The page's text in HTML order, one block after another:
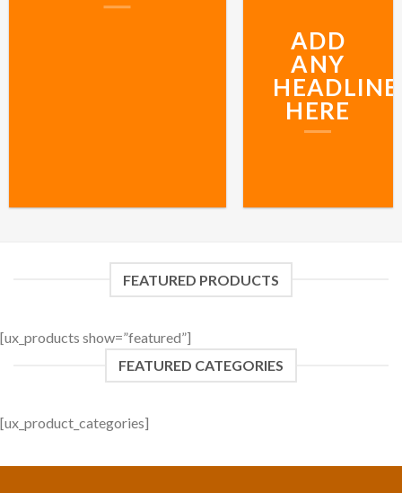
ADD
ANY
HEADLINE
HERE
FEATURED PRODUCTS
[ux_products show=”featured”]
FEATURED CATEGORIES
[ux_product_categories]